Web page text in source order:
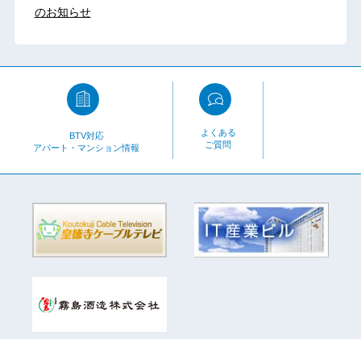
のお知らせ
BTV対応
アパート・マンション情報
よくある
ご質問